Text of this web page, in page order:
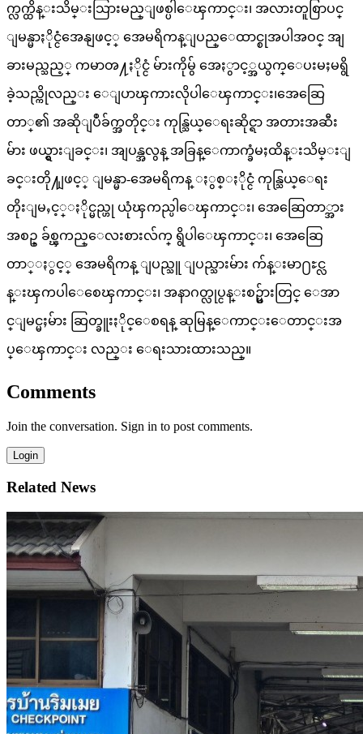
က္လက္ထိန္းသိမ္းသြားမည္ျဖစ္ပါေၾကာင္း၊ အလားတူစြာပင္
ျမန္မာႏိုင္ငံအေနျဖင့္ အေမရိကန္ျပည္ေထာင္စုအပါအဝင္ အျ
ခားမည္သည့္ ကမာၻ႔ႏိုင္ငံ မ်ားကိုမွ် အေႏွာင့္အယွက္ေပးမႈမရွိ
ခဲ့သည္ကိုလည္း ေျပာၾကားလိုပါေၾကာင္း၊အေဆြေ
တာ္၏ အဆိုျပဳခ်က္အတိုင္း ကုန္သြယ္ေရးဆိုင္ရာ အတားအဆီး
မ်ား ဖယ္ရွားျခင္း၊ အျပန္အလွန္ အခြန္ေကာက္ခံမႈထိန္းသိမ္းျ
ခင္းတို႔ျဖင့္ ျမန္မာ-အေမရိကန္ ႏွစ္ႏိုင္ငံ ကုန္သြယ္ေရး
တိုးျမႇင့္ႏိုင္မည္ဟု ယုံၾကည္ပါေၾကာင္း၊ အေဆြေတာ္အား
အစဥ္ ခ်စ္ၾကည္ေလးစားလ်က္ ရွိပါေၾကာင္း၊ အေဆြေ
တာ္ႏွင့္ အေမရိကန္ ျပည္သူ ျပည္သားမ်ား က်န္းမာ႐ႊင္လ
န္းၾကပါေစေၾကာင္း၊ အနာဂတ္လုပ္ငန္းစဥ္မ်ားတြင္ ေအာ
င္ျမင္မႈမ်ား ဆြတ္ခူးႏိုင္ေစရန္ ဆုမြန္ေကာင္းေတာင္းအ
ပ္ေၾကာင္း လည္း ေရးသားထားသည္။
Comments
Join the conversation. Sign in to post comments.
Login
Related News